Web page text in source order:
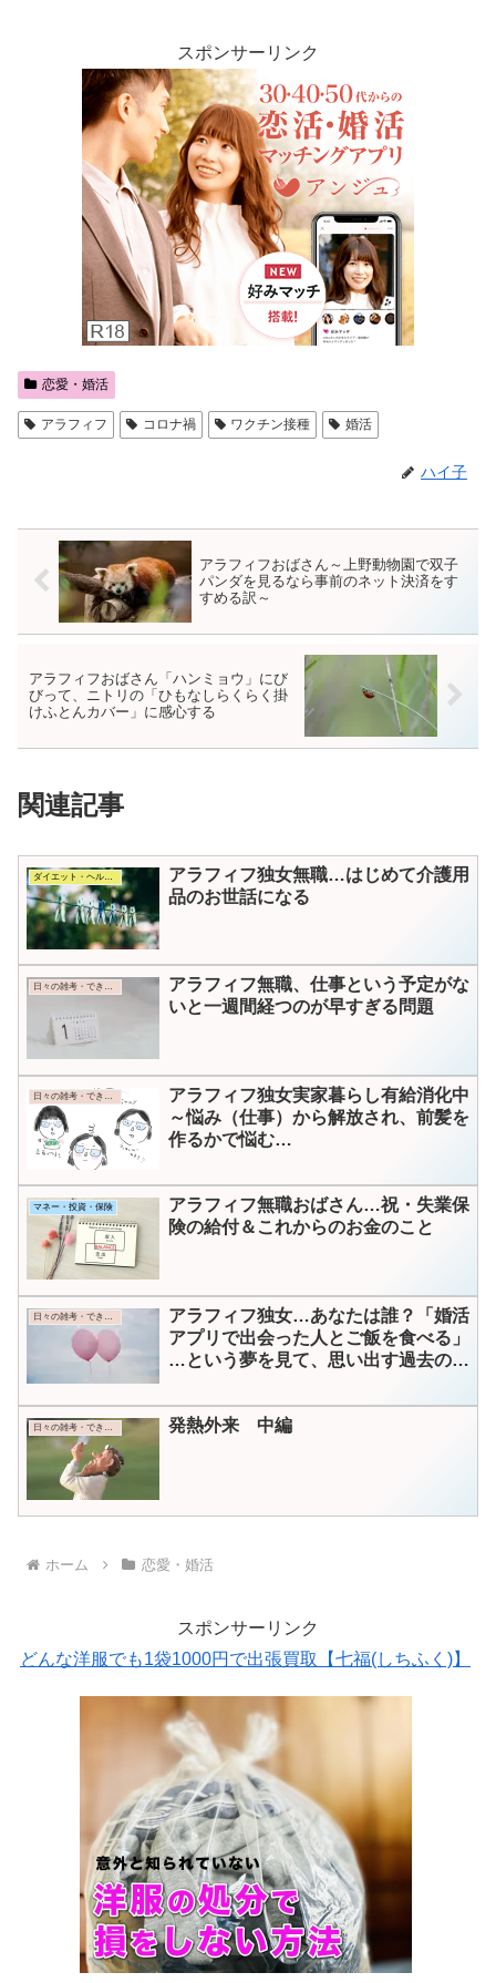
スポンサーリンク
恋愛・婚活
アラフィフ コロナ禍 ワクチン接種 婚活
ハイ子
アラフィフおばさん～上野動物園で双子
パンダを見るなら事前のネット決済をす
すめる訳～
アラフィフおばさん「ハンミョウ」にび
びって、ニトリの「ひもなしらくらく掛
けふとんカバー」に感心する
関連記事
ダイエット・ヘルス・コスメ
アラフィフ独女無職…はじめて介護用
品のお世話になる
日々の雑考・できごと
アラフィフ無職、仕事という予定がな
いと一週間経つのが早すぎる問題
日々の雑考・できごと
アラフィフ独女実家暮らし有給消化中
～悩み（仕事）から解放され、前髪を
作るかで悩む…
マネー・投資・保険
アラフィフ無職おばさん…祝・失業保
険の給付＆これからのお金のこと
日々の雑考・できごと
アラフィフ独女…あなたは誰？「婚活
アプリで出会った人とご飯を食べる」
…という夢を見て、思い出す過去の恋
日々の雑考・できごと 発熱外来 中編
ホーム 恋愛・婚活
スポンサーリンク
どんな洋服でも1袋1000円で出張買取【七福(しちふく)】